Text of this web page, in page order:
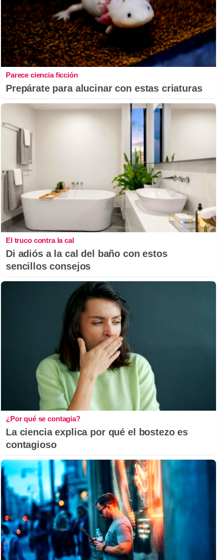
Parece ciencia ficción
Prepárate para alucinar con estas criaturas
El truco contra la cal
Di adiós a la cal del baño con estos
sencillos consejos
¿Por qué se contagia?
La ciencia explica por qué el bostezo es
contagioso